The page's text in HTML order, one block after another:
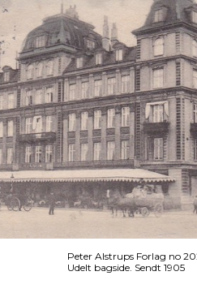
Peter Alstrups Forlag no
Udelt bagside. Sendt 1905